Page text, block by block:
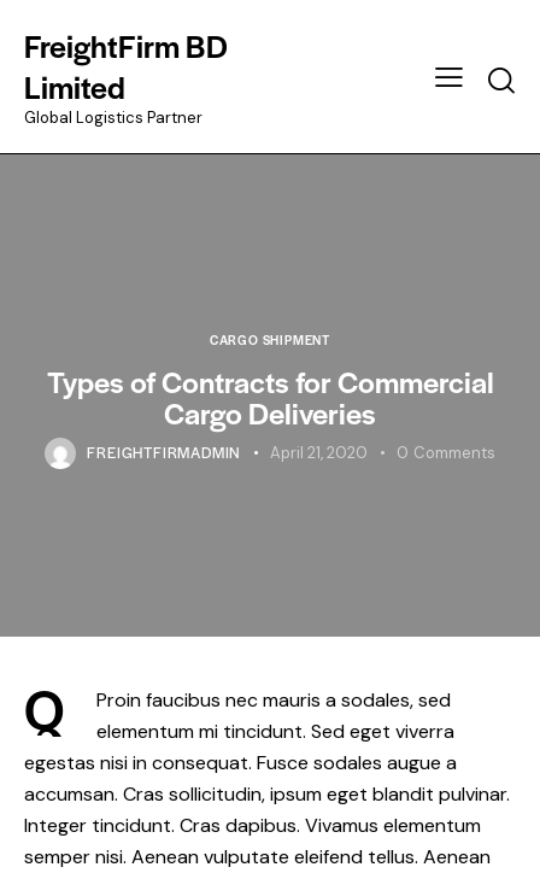
FreightFirm BD
Limited
Global Logistics Partner
CARGO SHIPMENT
Types of Contracts for Commercial
Cargo Deliveries
FREIGHTFIRMADMIN April 21, 2020 0 Comments
Q
Proin faucibus nec mauris a sodales, sed
elementum mi tincidunt. Sed eget viverra
egestas nisi in consequat. Fusce sodales augue a
accumsan. Cras sollicitudin, ipsum eget blandit pulvinar.
Integer tincidunt. Cras dapibus. Vivamus elementum
semper nisi. Aenean vulputate eleifend tellus. Aenean